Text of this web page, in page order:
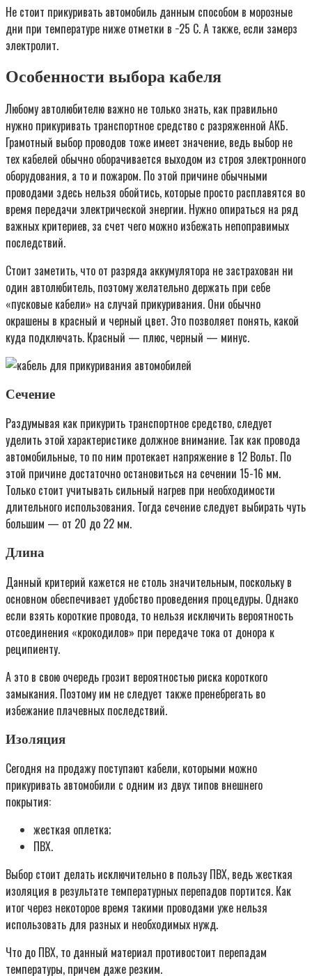
Не стоит прикуривать автомобиль данным способом в морозные
дни при температуре ниже отметки в −25 C. А также, если замерз
электролит.
Особенности выбора кабеля
Любому автолюбителю важно не только знать, как правильно
нужно прикуривать транспортное средство с разряженной АКБ.
Грамотный выбор проводов тоже имеет значение, ведь выбор не
тех кабелей обычно оборачивается выходом из строя электронного
оборудования, а то и пожаром. По этой причине обычными
проводами здесь нельзя обойтись, которые просто расплавятся во
время передачи электрической энергии. Нужно опираться на ряд
важных критериев, за счет чего можно избежать непоправимых
последствий.
Стоит заметить, что от разряда аккумулятора не застрахован ни
один автолюбитель, поэтому желательно держать при себе
«пусковые кабели» на случай прикуривания. Они обычно
окрашены в красный и черный цвет. Это позволяет понять, какой
куда подключать. Красный — плюс, черный — минус.
Сечение
Раздумывая как прикурить транспортное средство, следует
уделить этой характеристике должное внимание. Так как провода
автомобильные, то по ним протекает напряжение в 12 Вольт. По
этой причине достаточно остановиться на сечении 15-16 мм.
Только стоит учитывать сильный нагрев при необходимости
длительного использования. Тогда сечение следует выбирать чуть
большим — от 20 до 22 мм.
Длина
Данный критерий кажется не столь значительным, поскольку в
основном обеспечивает удобство проведения процедуры. Однако
если взять короткие провода, то нельзя исключить вероятность
отсоединения «крокодилов» при передаче тока от донора к
реципиенту.
А это в свою очередь грозит вероятностью риска короткого
замыкания. Поэтому им не следует также пренебрегать во
избежание плачевных последствий.
Изоляция
Сегодня на продажу поступают кабели, которыми можно
прикуривать автомобили с одним из двух типов внешнего
покрытия:
жесткая оплетка;
ПВХ.
Выбор стоит делать исключительно в пользу ПВХ, ведь жесткая
изоляция в результате температурных перепадов портится. Как
итог через некоторое время такими проводами уже нельзя
использовать для разных и необходимых нужд.
Что до ПВХ, то данный материал противостоит перепадам
температуры, причем даже резким.